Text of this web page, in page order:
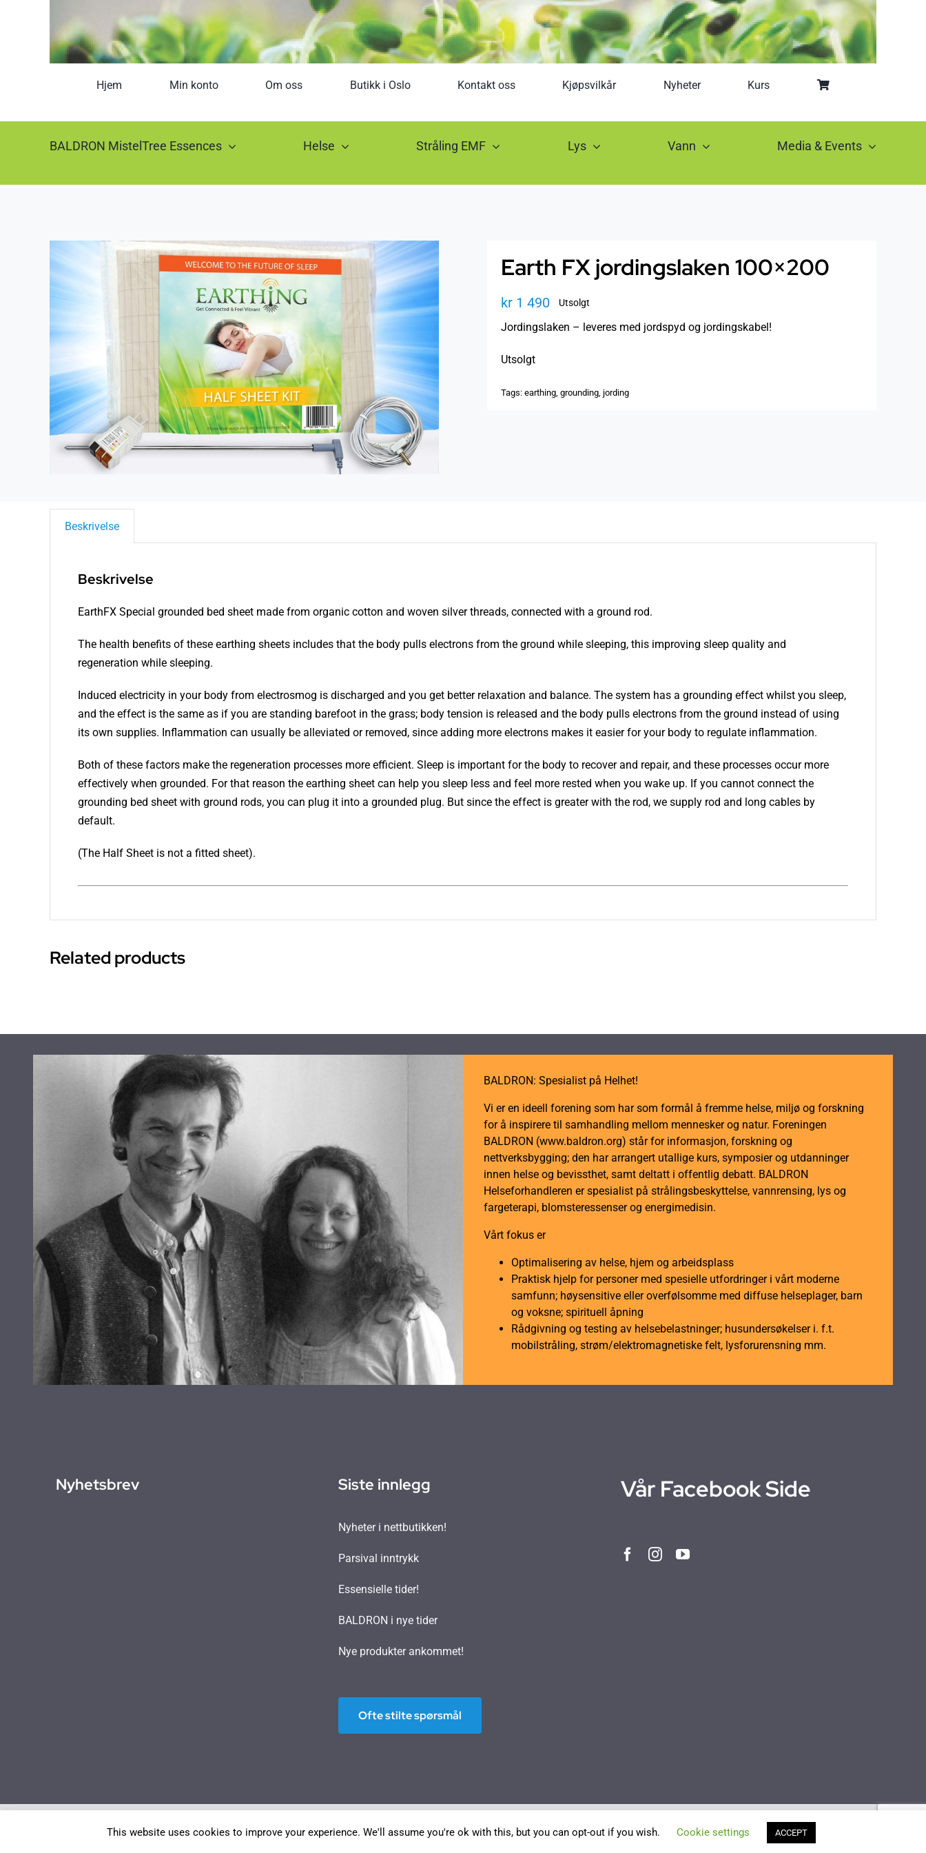
Hjem Min konto Om oss Butikk i Oslo Kontakt oss Kjøpsvilkår Nyheter Kurs
BALDRON MistelTree Essences Helse Stråling EMF Lys Vann Media & Events
Earth FX jordingslaken 100×200
kr 1 490 Utsolgt
Jordingslaken – leveres med jordspyd og jordingskabel!
Utsolgt
Tags: earthing, grounding, jording
Beskrivelse
Beskrivelse
EarthFX Special grounded bed sheet made from organic cotton and woven silver threads, connected with a ground rod.
The health benefits of these earthing sheets includes that the body pulls electrons from the ground while sleeping, this improving sleep quality and
regeneration while sleeping.
Induced electricity in your body from electrosmog is discharged and you get better relaxation and balance. The system has a grounding effect whilst you sleep,
and the effect is the same as if you are standing barefoot in the grass; body tension is released and the body pulls electrons from the ground instead of using
its own supplies. Inflammation can usually be alleviated or removed, since adding more electrons makes it easier for your body to regulate inflammation.
Both of these factors make the regeneration processes more efficient. Sleep is important for the body to recover and repair, and these processes occur more
effectively when grounded. For that reason the earthing sheet can help you sleep less and feel more rested when you wake up. If you cannot connect the
grounding bed sheet with ground rods, you can plug it into a grounded plug. But since the effect is greater with the rod, we supply rod and long cables by
default.
(The Half Sheet is not a fitted sheet).
Related products
BALDRON: Spesialist på Helhet!
Vi er en ideell forening som har som formål å fremme helse, miljø og forskning
for å inspirere til samhandling mellom mennesker og natur. Foreningen
BALDRON (www.baldron.org) står for informasjon, forskning og
nettverksbygging; den har arrangert utallige kurs, symposier og utdanninger
innen helse og bevissthet, samt deltatt i offentlig debatt. BALDRON
Helseforhandleren er spesialist på strålingsbeskyttelse, vannrensing, lys og
fargeterapi, blomsteressenser og energimedisin.
Vårt fokus er
Optimalisering av helse, hjem og arbeidsplass
Praktisk hjelp for personer med spesielle utfordringer i vårt moderne
samfunn; høysensitive eller overfølsomme med diffuse helseplager, barn
og voksne; spirituell åpning
Rådgivning og testing av helsebelastninger; husundersøkelser i. f.t.
mobilstråling, strøm/elektromagnetiske felt, lysforurensning mm.
Nyhetsbrev Siste innlegg
Nyheter i nettbutikken!
Parsival inntrykk
Essensielle tider!
BALDRON i nye tider
Nye produkter ankommet!
Ofte stilte spørsmål
Vår Facebook Side
This website uses cookies to improve your experience. We'll assume you're ok with this, but you can opt-out if you wish. Cookie settings ACCEPT